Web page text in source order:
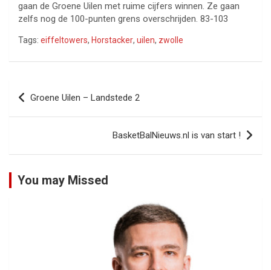
gaan de Groene Uilen met ruime cijfers winnen. Ze gaan
zelfs nog de 100-punten grens overschrijden. 83-103
Tags: eiffeltowers, Horstacker, uilen, zwolle
Bericht
navigatie
Groene Uilen – Landstede 2
BasketBalNieuws.nl is van start !
You may Missed